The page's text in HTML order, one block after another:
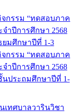
จกรรม “ทดสอบภาค
ำปีการศึกษา 2568
ยมศึกษาปีที่ 1-3
จกรรม “ทดสอบภาค
ำปีการศึกษา 2568
นประถมศึกษาปีที่ 1-
นเทศบาลวารินวิชา